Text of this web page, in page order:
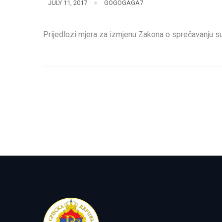
JULY 11, 2017 GOGOGAGA7
Prijedlozi mjera za izmjenu Zakona o sprečavanju